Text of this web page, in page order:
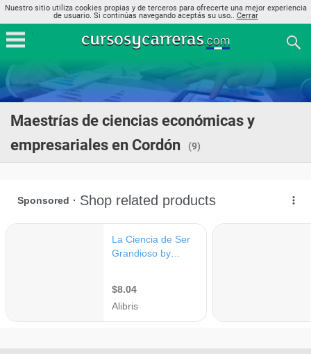
Nuestro sitio utiliza cookies propias y de terceros para ofrecerte una mejor experiencia
de usuario. Si continúas navegando aceptás su uso.. Cerrar
Maestrías de ciencias económicas y
empresariales en Cordón
(9)